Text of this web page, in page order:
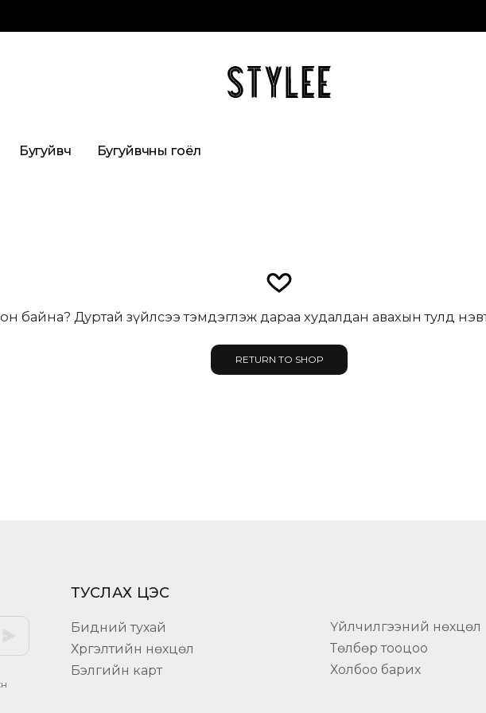
Бугуйвч Бугуйвчны гоёл
байна? Дуртай зүйлсээ тэмдэглэж дараа худалдан авахын тулд
RETURN TO SHOP
ТУСЛАХ ЦЭС
Бидний тухай
Хүргэлтийн нөхцөл
Бэлгийн карт
Үйлчилгээний нөхцөл
Төлбөр тооцоо
Холбоо барих